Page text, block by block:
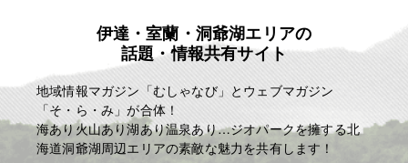
伊達・室蘭・洞爺湖エリアの
話題・情報共有サイト
地域情報マガジン「むしゃなび」とウェブマガジン
「そ・ら・み」が合体！
海あり火山あり湖あり温泉あり…ジオパークを擁する北
海道洞爺湖周辺エリアの素敵な魅力を共有します！